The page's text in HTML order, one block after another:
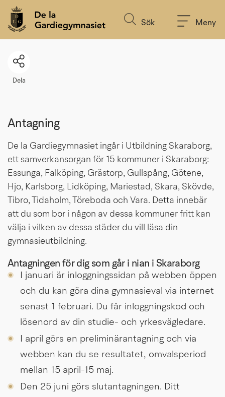
Sök Meny
Dela
Antagning
De la Gardiegymnasiet ingår i Utbildning Skaraborg,
ett samverkansorgan för 15 kommuner i Skaraborg:
Essunga, Falköping, Grästorp, Gullspång, Götene,
Hjo, Karlsborg, Lidköping, Mariestad, Skara, Skövde,
Tibro, Tidaholm, Töreboda och Vara. Detta innebär
att du som bor i någon av dessa kommuner fritt kan
välja i vilken av dessa städer du vill läsa din
gymnasieutbildning.
Antagningen för dig som går i nian i Skaraborg
I januari är inloggningssidan på webben öppen
och du kan göra dina gymnasieval via internet
senast 1 februari. Du får inloggningskod och
lösenord av din studie- och yrkesvägledare.
I april görs en preliminärantagning och via
webben kan du se resultatet, omvalsperiod
mellan 15 april-15 maj.
Den 25 juni görs slutantagningen. Ditt